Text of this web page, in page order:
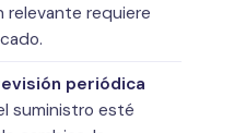
relevante requiere
periódica
suministro esté